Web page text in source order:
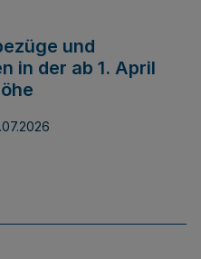
und
in der ab 1. April